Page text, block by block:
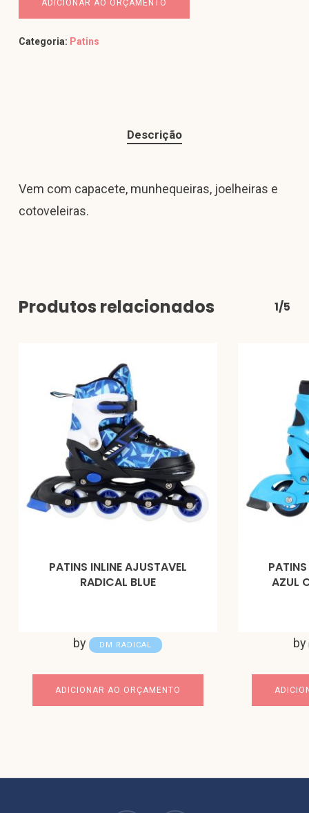
ADICIONAR AO ORÇAMENTO
Categoria: Patins
Descrição
Vem com capacete, munhequeiras, joelheiras e
cotoveleiras.
Produtos relacionados 1/5
PATINS INLINE AJUSTAVEL
RADICAL BLUE
by DM RADICAL
ADICIONAR AO ORÇAMENTO
AZUL
by